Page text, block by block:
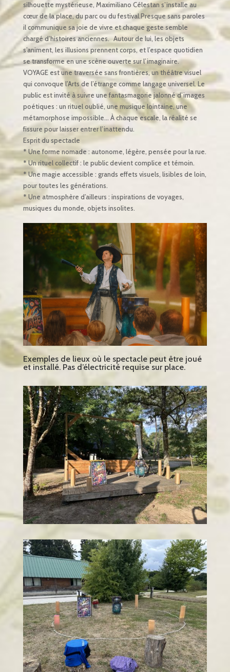
silhouette mystérieuse, Maximiliano Célestan s’installe au
cœur de la place, du parc ou du festival.Presque sans paroles
il communique sa joie de vivre et chaque geste semble
chargé d’histoires anciennes. Autour de lui, les objets
s’animent, les illusions prennent corps, et l’espace quotidien
se transforme en une scène ouverte sur l’imaginaire.
VOYAGE est une traversée sans frontières, un théâtre visuel
qui convoque l’Arts de l’étrange comme langage universel. Le
public est invité à suivre une fantasmagorie jalonné d’images
poétiques : un rituel oublié, une musique lointaine, une
métamorphose impossible… À chaque escale, la réalité se
fissure pour laisser entrer l’inattendu.
Esprit du spectacle
* Une forme nomade : autonome, légère, pensée pour la rue.
* Un rituel collectif : le public devient complice et témoin.
* Une magie accessible : grands effets visuels, lisibles de loin,
pour toutes les générations.
* Une atmosphère d’ailleurs : inspirations de voyages,
musiques du monde, objets insolites.
Exemples de lieux où le spectacle peut être joué
et installé. Pas d’électricité requise sur place.